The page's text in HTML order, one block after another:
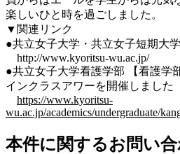
楽しいひと時を過ごしました。
▼関連リンク
●共立女子大学・共立女子短期大
http://www.kyoritsu-wu.ac.jp/
●共立女子大学看護学部 【看護学
インクラスアワーを開催しました
https://www.kyoritsu-
wu.ac.jp/academics/undergraduate/
本件に関するお問い